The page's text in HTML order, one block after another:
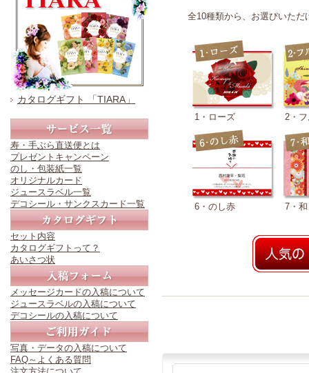
カタログギフト 「TIARA」
寿・手ぶら直送便とは
プレゼントキャンペーン
のし・包装紙一覧
オリジナルカード
ジュースラベル一覧
デコシール・サンクスカード一覧
セット内容
カタログギフトって？
あいさつ状
メッセージカードの入稿について
ジュースラベルの入稿について
デコシールの入稿について
写真・データの入稿について
FAQ～よくある質問
全10種類から、お選びいた
1・ローズ 2・
6・のし赤 7・和